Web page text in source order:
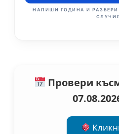
НАПИШИ ГОДИНА И
Провери